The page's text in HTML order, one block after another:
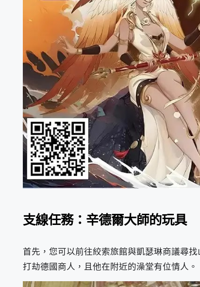
支線任務：辛德爾大師的玩具
首先，您可以前往絞索旅館與凱瑟琳商議尋
打劫德國商人，且他在附近的澡堂有位情人。